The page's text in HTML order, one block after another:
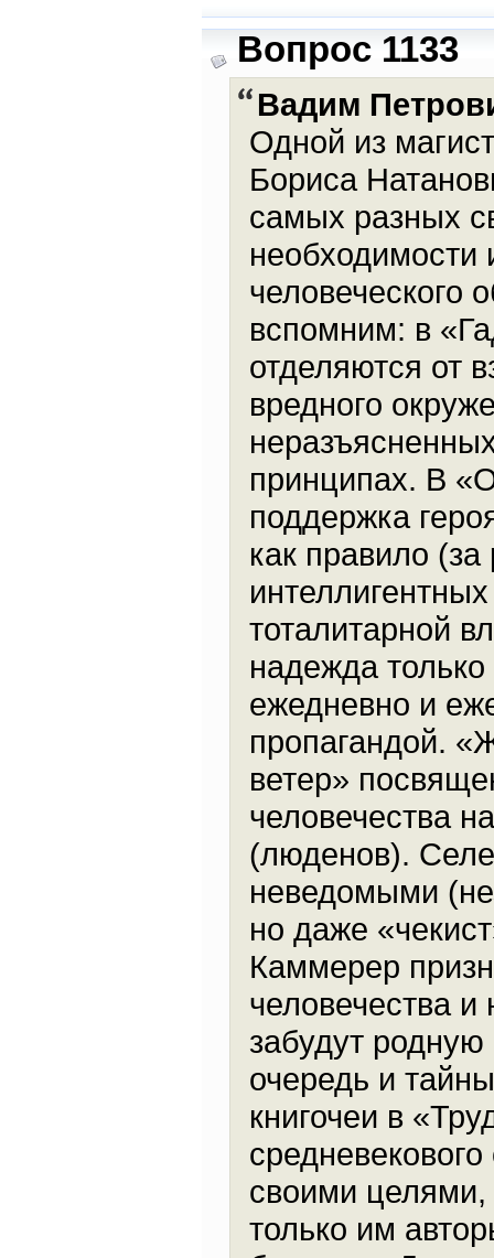
Вопрос 1133
Вадим
Одной из
Бориса
самых разных
необходимости
человеческого
вспомним: в
отделяются от
вредного
принципах. В
поддержка
как правило
тоталитарной
надежда
ежедневно и
пропагандой.
ветер»
человечества
(люденов).
неведомыми
но даже
Каммерер
человечества
забудут
очередь и
книгочеи в
своими
только им